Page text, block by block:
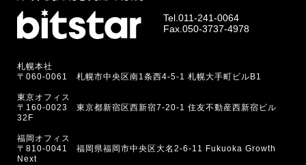
Tel. 011-241-0064
Fax.050-3737-4978
札幌本社
〒060-0061 札幌市中央区南1条西4-5-1 札幌大手町ビルB1
東京オフィス
〒160-0023 東京都新宿区西新宿7-20-1 住友不動産西新宿ビル
32F
福岡オフィス
〒810-0041 福岡県福岡市中央区大名2-6-11 Fukuoka Growth
Next